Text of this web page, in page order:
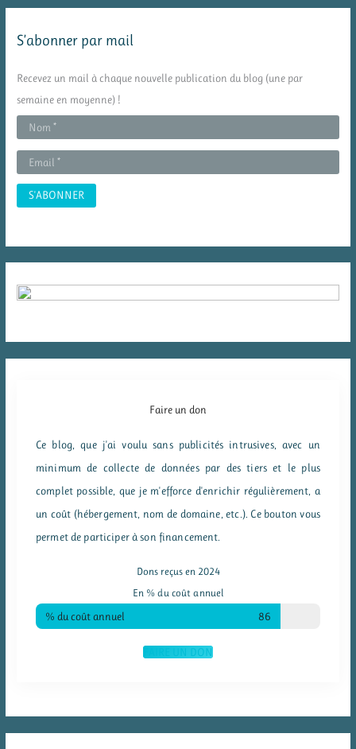
r
:
S’abonner par mail
Recevez un mail à chaque nouvelle publication du blog (une par
semaine en moyenne) !
Faire un don
Ce blog, que j'ai voulu sans publicités intrusives, avec un
minimum de collecte de données par des tiers et le plus
complet possible, que je m'efforce d'enrichir régulièrement, a
un coût (hébergement, nom de domaine, etc.). Ce bouton vous
permet de participer à son financement.
Dons reçus en 2024
En % du coût annuel
% du coût annuel 86
FAIRE UN DON